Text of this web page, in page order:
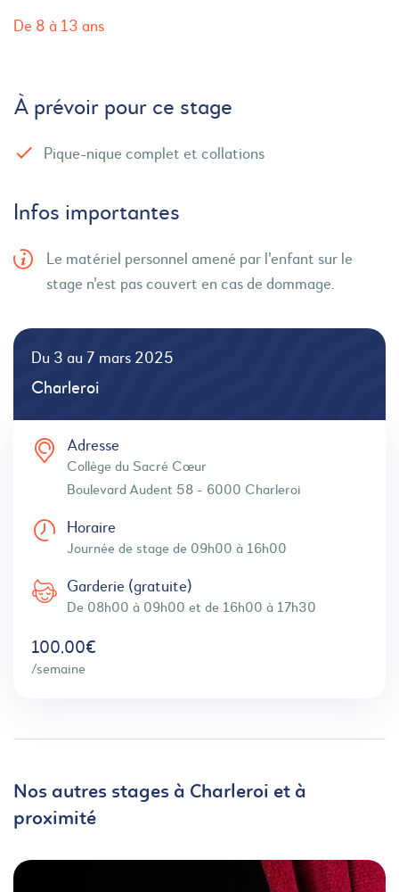
De 8 à 13 ans
À prévoir pour ce stage
Pique-nique complet et collations
Infos importantes
Le matériel personnel amené par l'enfant sur le
stage n'est pas couvert en cas de dommage.
Du 3 au 7 mars 2025
Charleroi
Adresse
Collège du Sacré Cœur
Boulevard Audent 58 - 6000 Charleroi
Horaire
Journée de stage de 09h00 à 16h00
Garderie (gratuite)
De 08h00 à 09h00 et de 16h00 à 17h30
100,00€
/semaine
Nos autres stages à Charleroi et à
proximité